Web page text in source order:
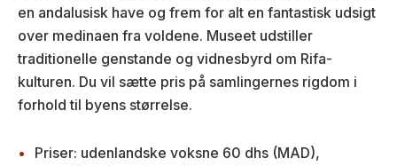
en andalusisk have og frem for alt en fantastisk udsigt
over medinaen fra voldene. Museet udstiller
traditionelle genstande og vidnesbyrd om Rifa-
kulturen. Du vil sætte pris på samlingernes rigdom i
forhold til byens størrelse.
Priser: udenlandske voksne 60 dhs (MAD),